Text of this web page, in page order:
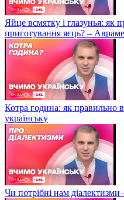
Яйце всмятку і глазунья: як
приготування яєць? –
Котра година: як правильно
українську
Чи потрібні нам